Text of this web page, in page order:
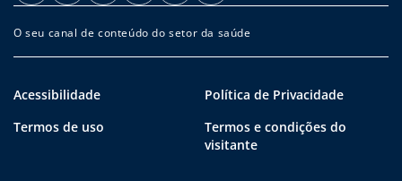
O seu canal de conteúdo do setor da saúde
Acessibilidade
Política de Privacidade
Termos de uso
Termos e condições do
visitante